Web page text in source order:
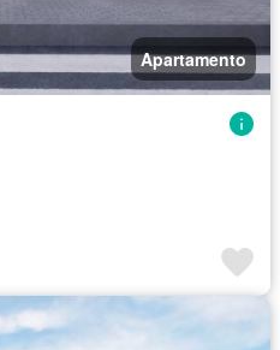
Apartamento